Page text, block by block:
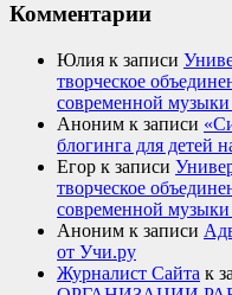
Комментарии
Юлия к записи
творческое
современной
Аноним к записи
блогинга для детей
Егор к записи
творческое
современной
Аноним к записи
от Учи.ру
Журналист Сайта к